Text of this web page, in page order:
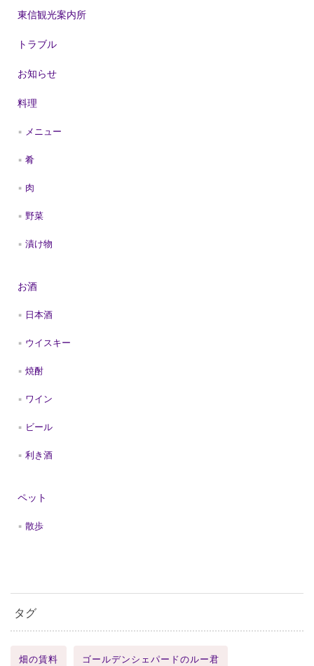
東信観光案内所
トラブル
お知らせ
料理
メニュー
肴
肉
野菜
漬け物
お酒
日本酒
ウイスキー
焼酎
ワイン
ビール
利き酒
ペット
散歩
タグ
畑の賃料 ゴールデンシェパードのルー君